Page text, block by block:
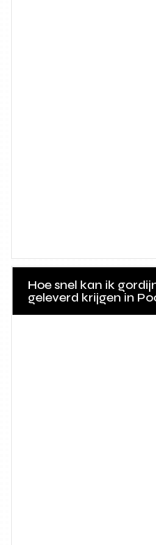
Hoe snel kan ik
geleverd krijgen in